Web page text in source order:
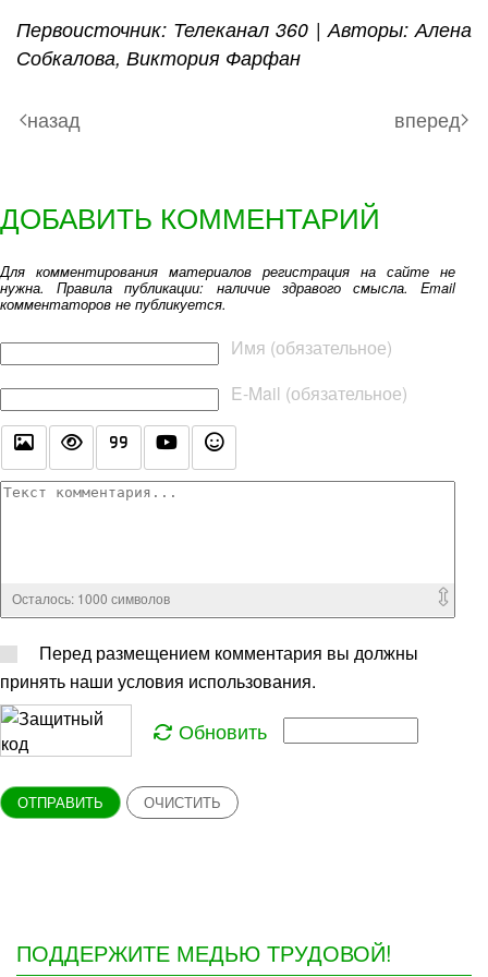
Первоисточник: Телеканал 360 | Авторы: Алена
Собкалова, Виктория Фарфан
назад вперед
ДОБАВИТЬ КОММЕНТАРИЙ
Для комментирования материалов регистрация на сайте не
нужна. Правила публикации: наличие здравого смысла. Email
комментаторов не публикуется.
Имя (обязательное)
E-Mail (обязательное)
Текст комментария
Осталось: 1000 символов
Перед размещением комментария вы должны
принять наши условия использования.
Обновить
ОТПРАВИТЬ ОЧИСТИТЬ
ПОДДЕРЖИТЕ МЕДЬЮ ТРУДОВОЙ!